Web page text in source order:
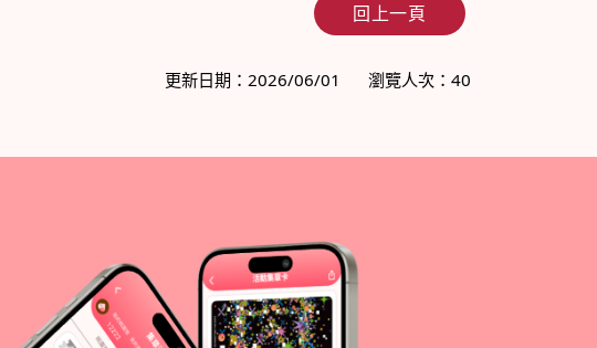
回上一頁
更新日期：2026/06/01 瀏覽人次：40